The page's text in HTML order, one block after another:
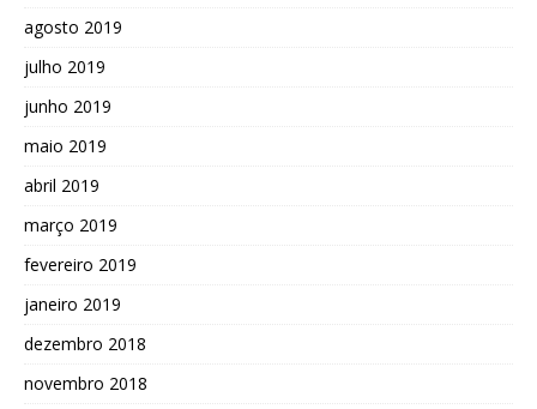
agosto 2019
julho 2019
junho 2019
maio 2019
abril 2019
março 2019
fevereiro 2019
janeiro 2019
dezembro 2018
novembro 2018